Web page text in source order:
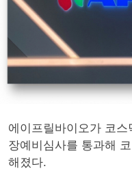
에이프릴바이오가 코
장예비심사를 통과해
해졌다.